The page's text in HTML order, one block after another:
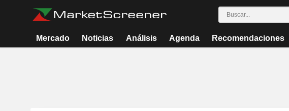
Mercado Noticias Análisis Agenda Recomendaciones